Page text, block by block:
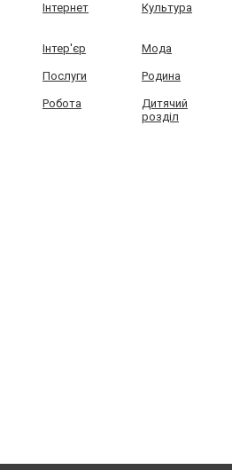
Інтернет Культура
Інтер'єр Мода
Послуги Родина
Робота
Дитячий
розділ